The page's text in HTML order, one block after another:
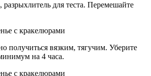
разрыхлитель для теста. Перемешайте
получиться вязким, тягучим. Уберите
на 4 часа.